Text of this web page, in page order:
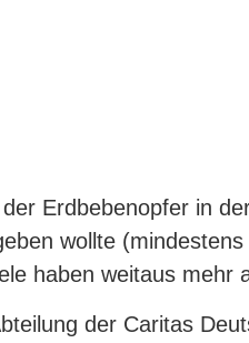
Erdbebenopfer in
wollte
haben weitaus mehr
der Caritas